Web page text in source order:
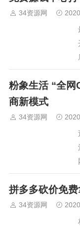
34资源网
粉象生活 “全网
商新模式
34资源网
拼多多砍价免
34资源网